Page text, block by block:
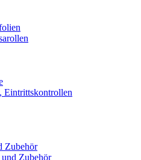
Eintrittskontrollen
Zubehör
Zubehör